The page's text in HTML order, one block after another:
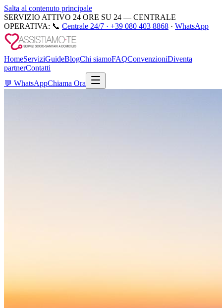
Salta al contenuto principale
SERVIZIO ATTIVO 24 ORE SU 24 — CENTRALE
OPERATIVA: 📞 Centrale 24/7 · +39 080 403 8868 · WhatsApp
HomeServiziGuideBlogChi siamoFAQConvenzioniDiventa
partnerContatti
💬 WhatsAppChiama Ora